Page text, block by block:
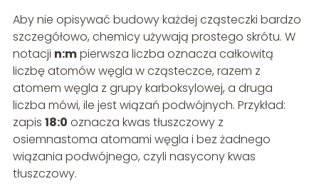
Aby nie opisywać budowy każdej cząsteczki bardzo
szczegółowo, chemicy używają prostego skrótu. W
notacji n:mpierwsza liczba oznacza całkowitą
liczbę atomów węgla w cząsteczce, razem z
atomem węgla z grupy karboksylowej, a druga
liczba mówi, ile jest wiązań podwójnych. Przykład:
zapis 18:0 oznacza kwas tłuszczowy z
osiemnastoma atomami węgla i bez żadnego
wiązania podwójnego, czyli nasycony kwas
tłuszczowy.